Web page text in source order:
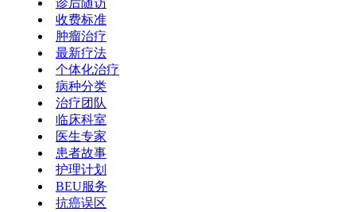
诊后随访
收费标准
肿瘤治疗
最新疗法
个体化治疗
病种分类
治疗团队
临床科室
医生专家
患者故事
护理计划
BEU服务
抗癌误区